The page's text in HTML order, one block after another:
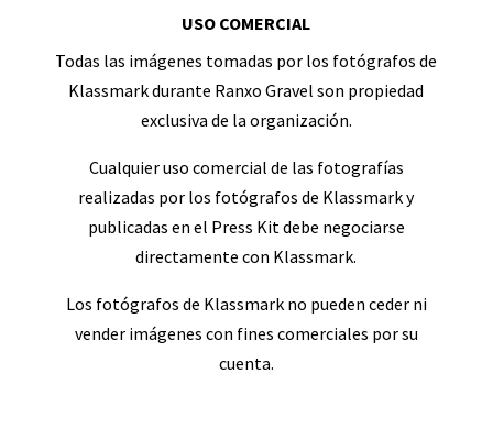
USO COMERCIAL
Todas las imágenes tomadas por los fotógrafos de
Klassmark durante Ranxo Gravel son propiedad
exclusiva de la organización.
Cualquier uso comercial de las fotografías
realizadas por los fotógrafos de Klassmark y
publicadas en el Press Kit debe negociarse
directamente con Klassmark.
Los fotógrafos de Klassmark no pueden ceder ni
vender imágenes con fines comerciales por su
cuenta.